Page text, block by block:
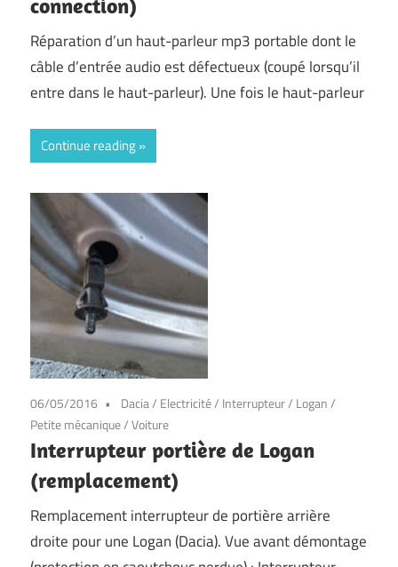
Réparation d’un haut-parleur mp3 portable dont le
câble d’entrée audio est défectueux (coupé lorsqu’il
entre dans le haut-parleur). Une fois le haut-parleur
Continue reading
06/05/2016 Dacia/ Electricité/ Interrupteur/ Logan/
Petite mécanique/Voiture
Interrupteur portière de Logan
(remplacement)
Remplacement interrupteur de portière arrière
droite pour une Logan (Dacia). Vue avant démontage